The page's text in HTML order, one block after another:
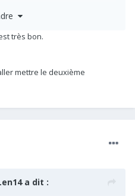
très bon.
mettre le deuxième
a dit :